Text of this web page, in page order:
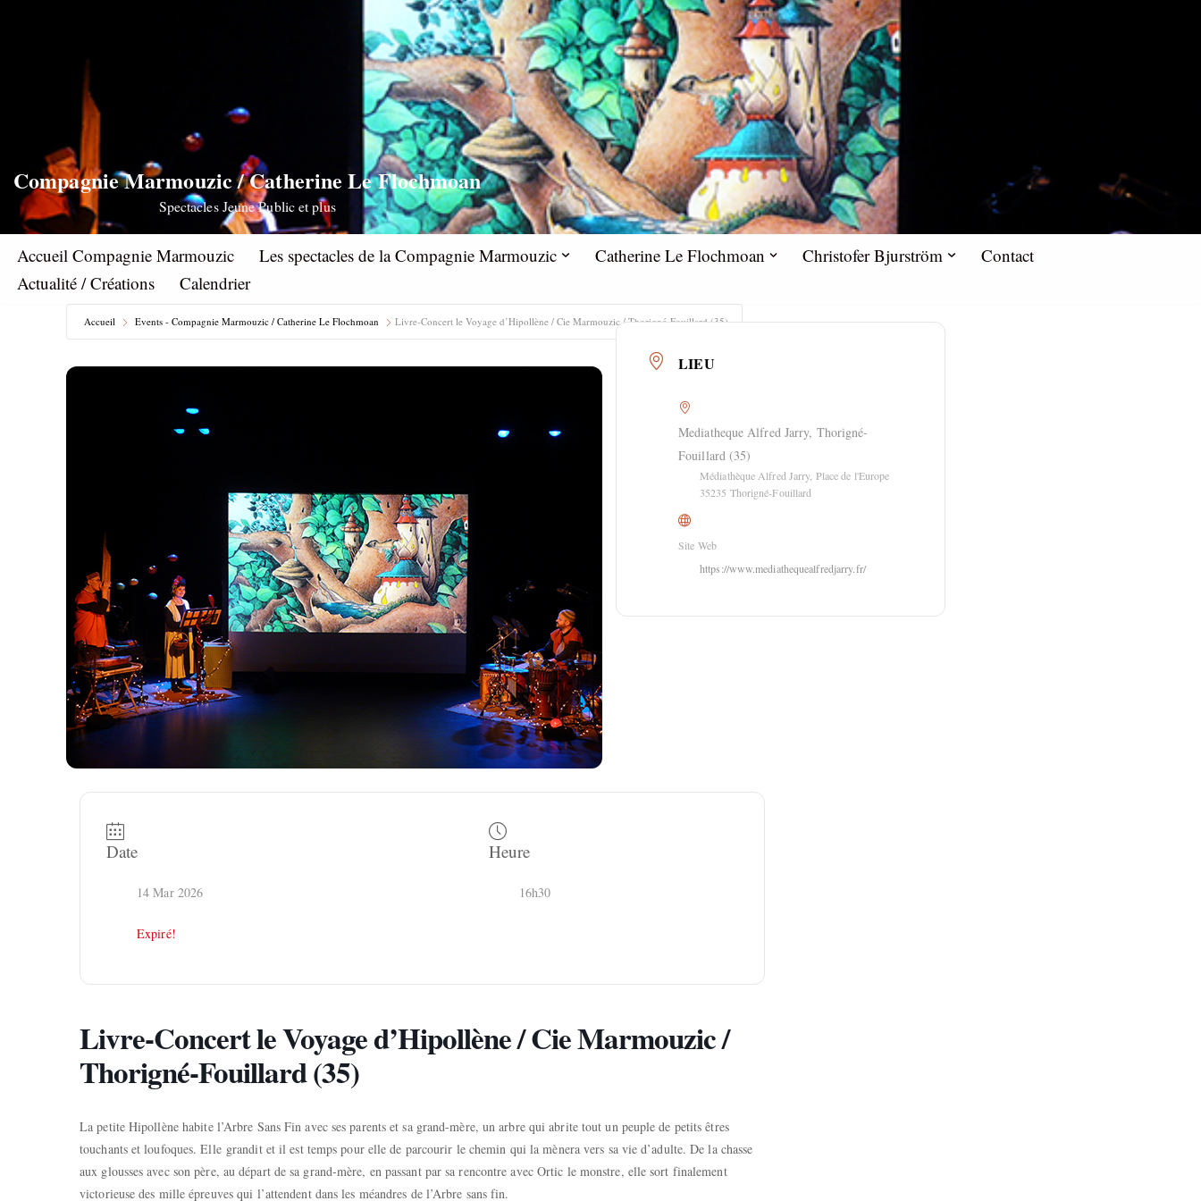
Compagnie Marmouzic / Catherine Le Flochmoan
Spectacles Jeune Public et plus
Accueil Compagnie Marmouzic Les spectacles de la Compagnie Marmouzic Catherine Le Flochmoan Christofer Bjurström
Contact
Actualité / Créations
Calendrier
Accueil Events - Compagnie Marmouzic / Catherine Le Flochmoan Livre-Concert le Voyage d’Hipollène / Cie Marmouzic / Thorigné-Fouillard (35)
LIEU
Mediatheque Alfred Jarry, Thorigné-
Fouillard (35)
Médiathèque Alfred Jarry, Place de l'Europe
35235 Thorigné-Fouillard
Site Web
https://www.mediathequealfredjarry.fr/
Date
14 Mar 2026
Expiré!
Heure
16h30
Livre-Concert le Voyage d’Hipollène / Cie Marmouzic /
Thorigné-Fouillard (35)
La petite Hipollène habite l’Arbre Sans Fin avec ses parents et sa grand-mère, un arbre qui abrite tout un peuple de petits êtres
touchants et loufoques. Elle grandit et il est temps pour elle de parcourir le chemin qui la mènera vers sa vie d’adulte. De la chasse
aux glousses avec son père, au départ de sa grand-mère, en passant par sa rencontre avec Ortic le monstre, elle sort finalement
victorieuse des mille épreuves qui l’attendent dans les méandres de l’Arbre sans fin.